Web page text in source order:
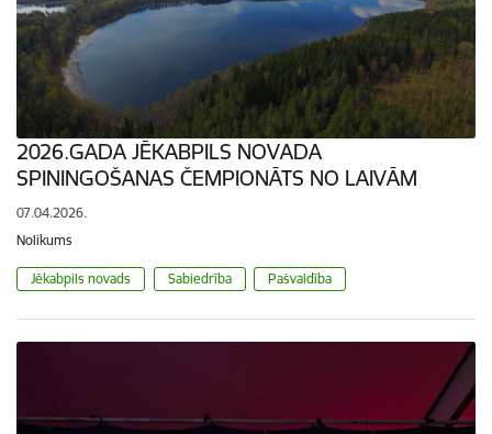
2026.GADA JĒKABPILS NOVADA
SPININGOŠANAS ČEMPIONĀTS NO LAIVĀM
07.04.2026.
Nolikums
Jēkabpils novads Sabiedrība Pašvaldība